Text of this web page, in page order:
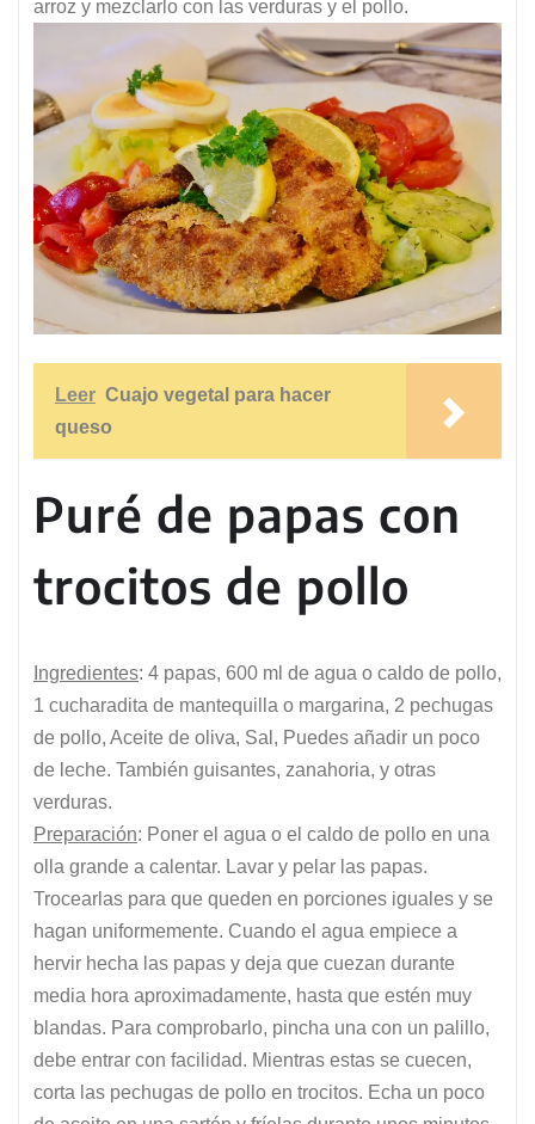
arroz y mezclarlo con las verduras y el pollo.
Leer Cuajo vegetal para hacer
queso
Puré de papas con
trocitos de pollo
Ingredientes: 4 papas, 600 ml de agua o caldo de pollo,
1 cucharadita de mantequilla o margarina, 2 pechugas
de pollo, Aceite de oliva, Sal, Puedes añadir un poco
de leche. También guisantes, zanahoria, y otras
verduras.
Preparación: Poner el agua o el caldo de pollo en una
olla grande a calentar. Lavar y pelar las papas.
Trocearlas para que queden en porciones iguales y se
hagan uniformemente. Cuando el agua empiece a
hervir hecha las papas y deja que cuezan durante
media hora aproximadamente, hasta que estén muy
blandas. Para comprobarlo, pincha una con un palillo,
debe entrar con facilidad. Mientras estas se cuecen,
corta las pechugas de pollo en trocitos. Echa un poco